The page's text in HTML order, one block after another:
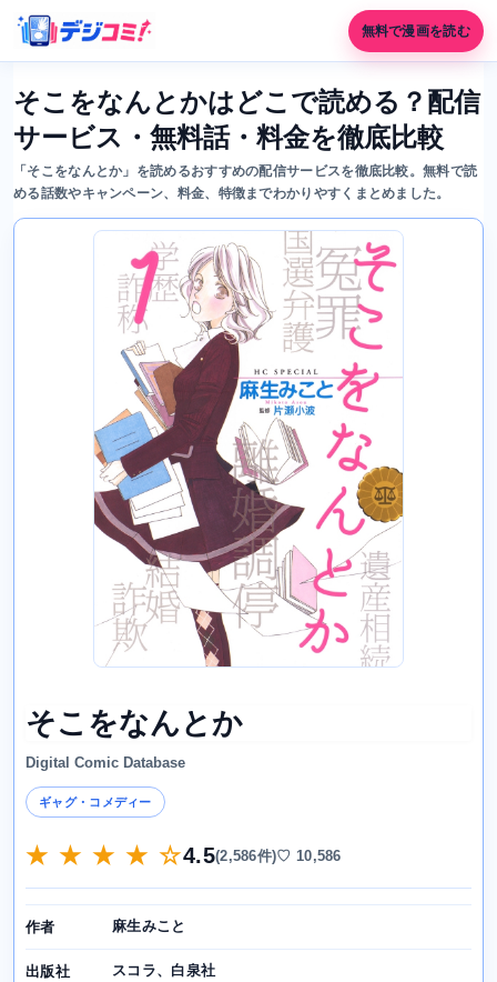
無料で漫画を読む
そこをなんとかはどこで読める？配信
サービス・無料話・料金を徹底比較
「そこをなんとか」を読めるおすすめの配信サービスを徹底比較。無料で読
める話数やキャンペーン、料金、特徴までわかりやすくまとめました。
そこをなんとか
Digital Comic Database
ギャグ・コメディー
★ ★ ★ ★ ☆4.5(2,586件)♡ 10,586
作者 麻生みこと
出版社 スコラ、白泉社